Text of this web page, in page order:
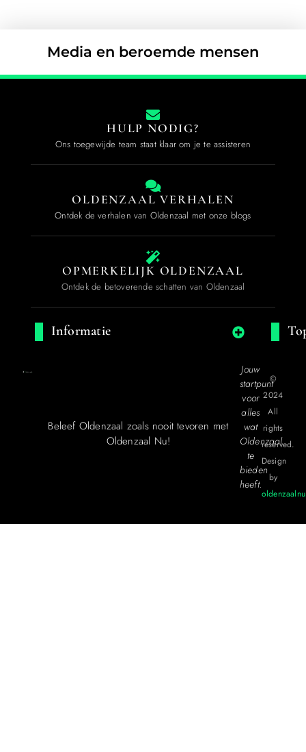
Media en beroemde mensen
HULP NODIG?
Ons toegewijde team staat klaar om je te assisteren
OLDENZAAL VERHALEN
Ontdek de verhalen van Oldenzaal met onze blogs
OPMERKELIJK OLDENZAAL
Ontdek de betoverende schatten van Oldenzaal
Informatie
Beleef Oldenzaal zoals nooit tevoren met
Oldenzaal Nu!
Jouw
startpunt
voor
alles
wat
Oldenzaal
te
bieden
heeft.
©
2024
All
rights
reserved.
Design
by